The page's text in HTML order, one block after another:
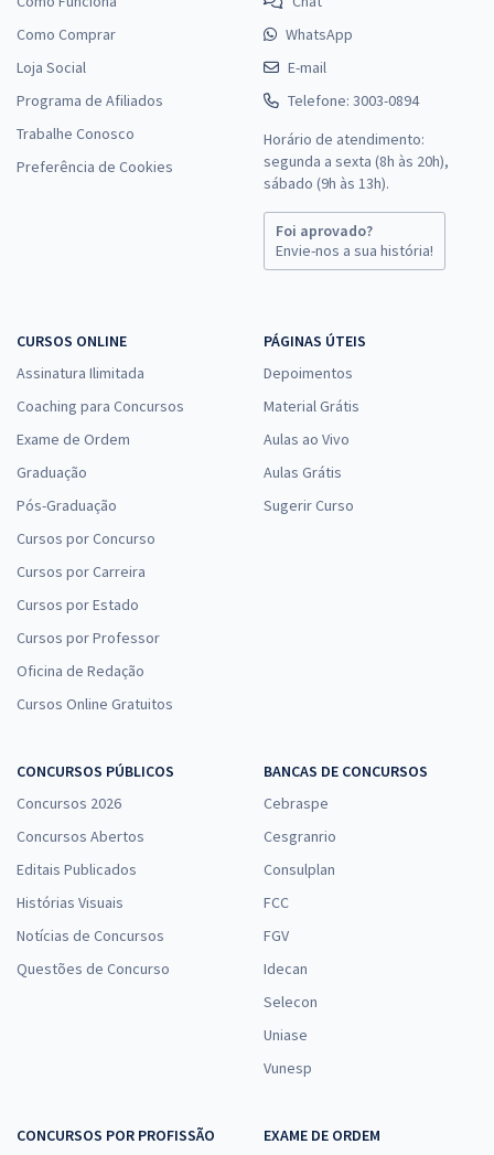
Como Comprar
Loja Social
Programa de Afiliados
Trabalhe Conosco
Preferência de Cookies
WhatsApp
E-mail
Telefone: 3003-0894
Horário de atendimento:
segunda a sexta (8h às 20h),
sábado (9h às 13h).
Foi aprovado?
Envie-nos a sua história!
CURSOS ONLINE
Assinatura Ilimitada
Coaching para Concursos
Exame de Ordem
Graduação
Pós-Graduação
Cursos por Concurso
Cursos por Carreira
Cursos por Estado
Cursos por Professor
Oficina de Redação
Cursos Online Gratuitos
PÁGINAS ÚTEIS
Depoimentos
Material Grátis
Aulas ao Vivo
Aulas Grátis
Sugerir Curso
CONCURSOS PÚBLICOS
Concursos 2026
Concursos Abertos
Editais Publicados
Histórias Visuais
Notícias de Concursos
Questões de Concurso
BANCAS DE CONCURSOS
Cebraspe
Cesgranrio
Consulplan
FCC
FGV
Idecan
Selecon
Uniase
Vunesp
CONCURSOS POR PROFISSÃO
EXAME DE ORDEM